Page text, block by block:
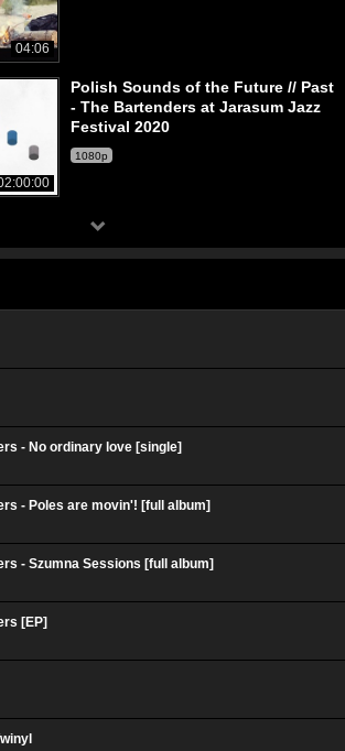
04:06
Polish Sounds of the Future // Past
- The Bartenders at Jarasum Jazz
Festival 2020
1080p
- No ordinary love [single]
- Poles are movin'! [full album]
- Szumna Sessions [full album]
[EP]